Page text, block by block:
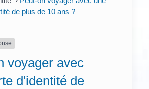
de plus de 10 ans ?
voyager avec
d'identité de